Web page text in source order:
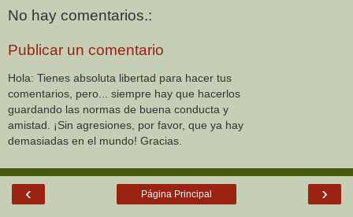
No hay comentarios.:
Publicar un comentario
Hola: Tienes absoluta libertad para hacer tus
comentarios, pero... siempre hay que hacerlos
guardando las normas de buena conducta y
amistad. ¡Sin agresiones, por favor, que ya hay
demasiadas en el mundo! Gracias.
‹ ›
Página Principal